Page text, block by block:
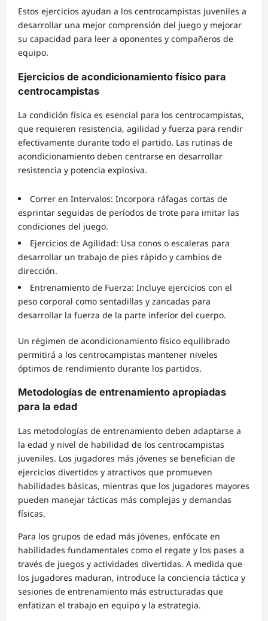
Estos ejercicios ayudan a los centrocampistas juveniles a
desarrollar una mejor comprensión del juego y mejorar
su capacidad para leer a oponentes y compañeros de
equipo.
Ejercicios de acondicionamiento físico para
centrocampistas
La condición física es esencial para los centrocampistas,
que requieren resistencia, agilidad y fuerza para rendir
efectivamente durante todo el partido. Las rutinas de
acondicionamiento deben centrarse en desarrollar
resistencia y potencia explosiva.
Correr en Intervalos: Incorpora ráfagas cortas de
esprintar seguidas de períodos de trote para imitar las
condiciones del juego.
Ejercicios de Agilidad: Usa conos o escaleras para
desarrollar un trabajo de pies rápido y cambios de
dirección.
Entrenamiento de Fuerza: Incluye ejercicios con el
peso corporal como sentadillas y zancadas para
desarrollar la fuerza de la parte inferior del cuerpo.
Un régimen de acondicionamiento físico equilibrado
permitirá a los centrocampistas mantener niveles
óptimos de rendimiento durante los partidos.
Metodologías de entrenamiento apropiadas
para la edad
Las metodologías de entrenamiento deben adaptarse a
la edad y nivel de habilidad de los centrocampistas
juveniles. Los jugadores más jóvenes se benefician de
ejercicios divertidos y atractivos que promueven
habilidades básicas, mientras que los jugadores mayores
pueden manejar tácticas más complejas y demandas
físicas.
Para los grupos de edad más jóvenes, enfócate en
habilidades fundamentales como el regate y los pases a
través de juegos y actividades divertidas. A medida que
los jugadores maduran, introduce la conciencia táctica y
sesiones de entrenamiento más estructuradas que
enfatizan el trabajo en equipo y la estrategia.